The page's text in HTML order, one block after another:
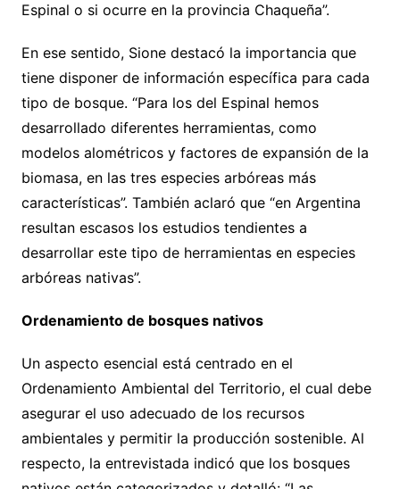
Espinal o si ocurre en la provincia Chaqueña”.
En ese sentido, Sione destacó la importancia que
tiene disponer de información específica para cada
tipo de bosque. “Para los del Espinal hemos
desarrollado diferentes herramientas, como
modelos alométricos y factores de expansión de la
biomasa, en las tres especies arbóreas más
características”. También aclaró que “en Argentina
resultan escasos los estudios tendientes a
desarrollar este tipo de herramientas en especies
arbóreas nativas”.
Ordenamiento de bosques nativos
Un aspecto esencial está centrado en el
Ordenamiento Ambiental del Territorio, el cual debe
asegurar el uso adecuado de los recursos
ambientales y permitir la producción sostenible. Al
respecto, la entrevistada indicó que los bosques